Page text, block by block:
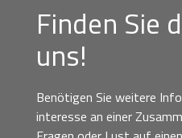
Finden Sie
uns!
Benötigen Sie weitere
interesse an einer